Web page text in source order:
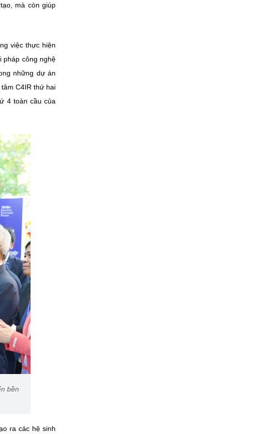
mà còn giúp
việc thực hiện
pháp công nghệ
những dự án
C4IR thứ hai
4 toàn cầu của
bền
ra các hệ sinh